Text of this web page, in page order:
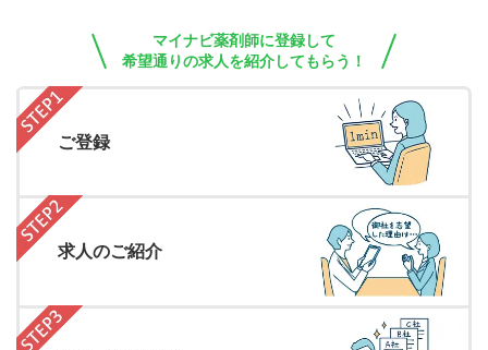
マイナビ薬剤師に登録して
希望通りの求人を紹介してもらう！
ご登録
求人のご紹介